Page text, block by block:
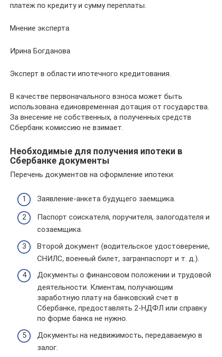
платеж по кредиту и сумму переплаты.
Мнение эксперта
Ирина Богданова
Эксперт в области ипотечного кредитования.
В качестве первоначального взноса может быть
использована единовременная дотация от государства.
За внесение не собственных, а полученных средств
Сбербанк комиссию не взимает.
Необходимые для получения ипотеки в
Сбербанке документы
Перечень документов на оформление ипотеки:
Заявление-анкета будущего заемщика.
Паспорт соискателя, поручителя, залогодателя и
созаемщика.
Второй документ (водительское удостоверение,
СНИЛС, военный билет, загранпаспорт и т. д.).
Документы о финансовом положении и трудовой
деятельности. Клиентам, получающим
заработную плату на банковский счет в
Сбербанке, предоставлять 2-НДФЛ или справку
по форме банка не нужно.
Документы на недвижимость, передаваемую в
залог.